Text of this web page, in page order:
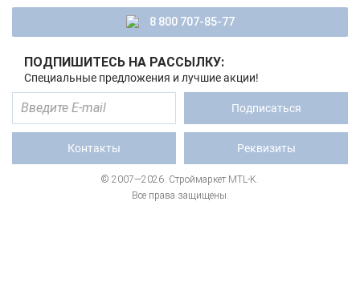
8 800 707-85-77
ПОДПИШИТЕСЬ НА РАССЫЛКУ:
Специальные предложения и лучшие акции!
Подписаться
Контакты Реквизиты
© 2007—2026. Строймаркет MTL-K.
Все права защищены.